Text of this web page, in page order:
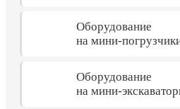
Оборудование
на мини-
Оборудование
на мини-